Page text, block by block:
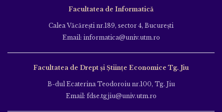
Facultatea de Informatică
Calea Văcăreşti nr.189, sector 4, Bucureşti
Email: informatica@univ.utm.ro
Facultatea de Drept și Științe Economice Tg. Jiu
B-dul Ecaterina Teodoroiu nr.100, Tg. Jiu
Email: fdse.tgjiu@univ.utm.ro